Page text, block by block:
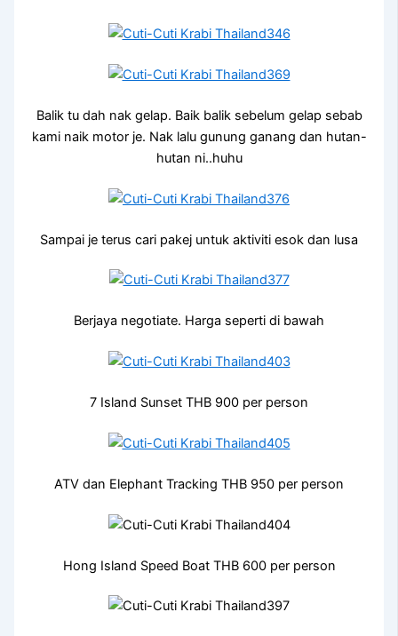
Balik tu dah nak gelap. Baik balik sebelum gelap sebab
kami naik motor je. Nak lalu gunung ganang dan hutan-
hutan ni..huhu
Sampai je terus cari pakej untuk aktiviti esok dan lusa
Berjaya negotiate. Harga seperti di bawah
7 Island Sunset THB 900 per person
ATV dan Elephant Tracking THB 950 per person
Hong Island Speed Boat THB 600 per person